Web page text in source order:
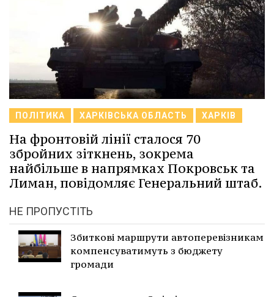
ПОЛІТИКА ХАРКІВСЬКА ОБЛАСТЬ ХАРКІВ
На фронтовій лінії сталося 70
збройних зіткнень, зокрема
найбільше в напрямках Покровськ та
Лиман, повідомляє Генеральний штаб.
НЕ ПРОПУСТІТЬ
Збиткові маршрути автоперевізникам
компенсуватимуть з бюджету
громади